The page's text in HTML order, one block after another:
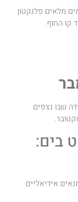
מלאים פלנקטון
קו החוף.
שבו נצפים
בים:
אידיאליים